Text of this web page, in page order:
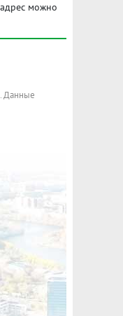
можно
Данные